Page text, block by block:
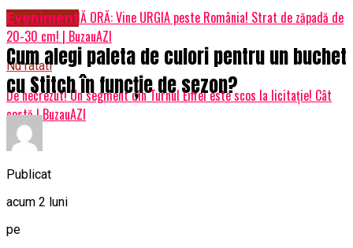
Anunț de ULTIMĂ ORĂ: Vine URGIA peste România! Strat de zăpadă de
20-30 cm! | BuzauAZI
Nu ratati
De necrezut! Un segment din Turnul Eiffel este scos la licitație! Cât
costă | BuzauAZI
Eveniment
Cum alegi paleta de culori pentru un buchet
cu Stitch în funcție de sezon?
Publicat
acum 2 luni
pe